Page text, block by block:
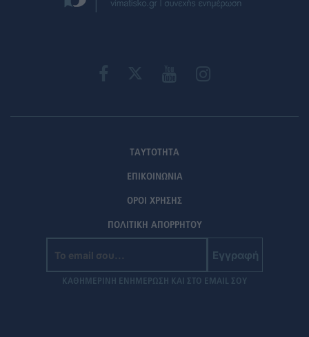
ΤΑΥΤΟΤΗΤΑ
ΕΠΙΚΟΙΝΩΝΙΑ
ΟΡΟΙ ΧΡΗΣΗΣ
ΠΟΛΙΤΙΚΗ ΑΠΟΡΡΗΤΟΥ
Εγγραφή
ΚΑΘΗΜΕΡΙΝΗ ΕΝΗΜΕΡΩΣΗ ΚΑΙ ΣΤΟ EMAIL ΣΟΥ